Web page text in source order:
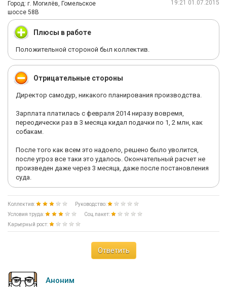
Город: г. Могилёв, Гомельское
шоссе 58В
19:21 01.07.2015
Плюсы в работе
Положительной стороной был коллектив.
Отрицательные стороны
Директор самодур, никакого планирования производства.
Зарплата платилась с февраля 2014 ниразу вовремя,
переодически раз в 3 месяца кидал подачки по 1, 2 млн, как
собакам.
После того как всем это надоело, решено было уволится,
после угроз все таки это удалось. Окончательный расчет не
произведен даже через 3 месяца, даже после постановления
суда.
Коллектив:
Руководство:
Условия труда:
Соц.пакет:
Карьерный рост:
Ответить
Аноним